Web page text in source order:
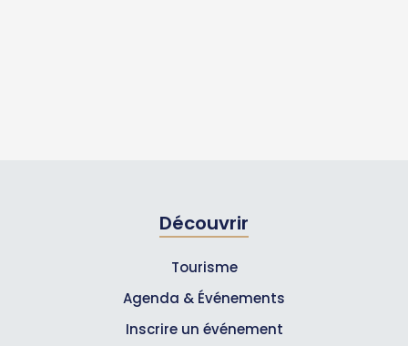
Découvrir
Tourisme
Agenda & Événements
Inscrire un événement